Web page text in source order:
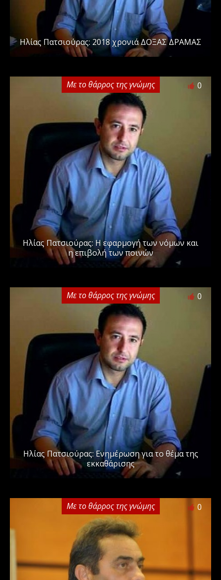
Ηλίας Πατσιούρας: 2018 χρονιά ΔΟΞΑΣ ΔΡΑΜΑΣ
Με το θάρρος της γνώμης 0
Ηλίας Πατσιούρας: Η εφαρμογή των νόμων και
η επιβολή των ποινών
Με το θάρρος της γνώμης 0
Ηλίας Πατσιούρας: Ενημέρωση για το θέμα της
εκκαθάρισης
Με το θάρρος της γνώμης 0